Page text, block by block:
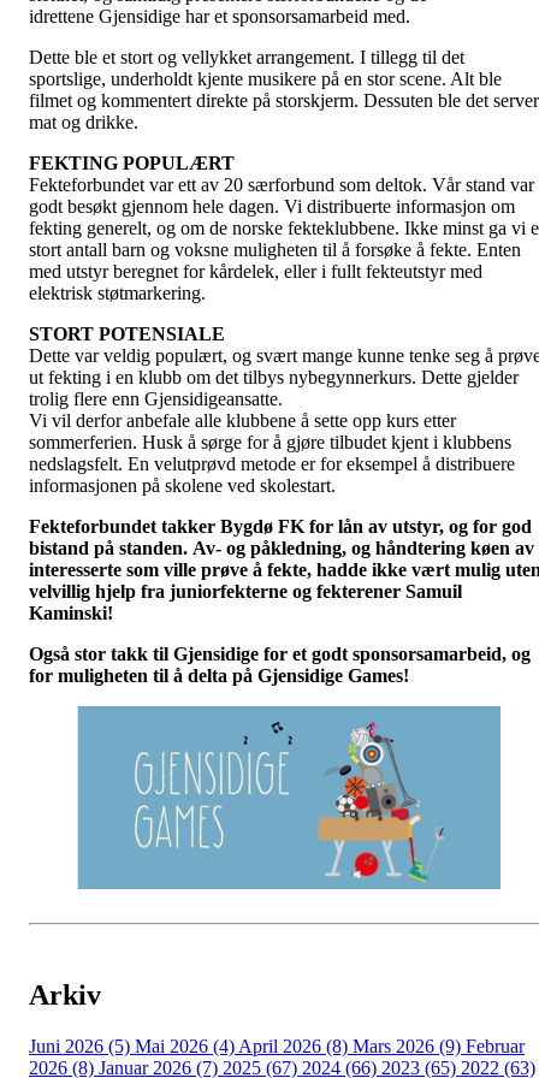
idrettene Gjensidige har et sponsorsamarbeid med.
Dette ble et stort og vellykket arrangement. I tillegg til det
sportslige, underholdt kjente musikere på en stor scene. Alt ble
filmet og kommentert direkte på storskjerm. Dessuten ble det
mat og drikke.
FEKTING POPULÆRT
Fekteforbundet var ett av 20 særforbund som deltok. Vår stand var
godt besøkt gjennom hele dagen. Vi distribuerte informasjon om
fekting generelt, og om de norske fekteklubbene. Ikke minst ga vi
stort antall barn og voksne muligheten til å forsøke å fekte. Enten
med utstyr beregnet for kårdelek, eller i fullt fekteutstyr med
elektrisk støtmarkering.
STORT POTENSIALE
Dette var veldig populært, og svært mange kunne tenke seg å
ut fekting i en klubb om det tilbys nybegynnerkurs. Dette gjelder
trolig flere enn Gjensidigeansatte.
Vi vil derfor anbefale alle klubbene å sette opp kurs etter
sommerferien. Husk å sørge for å gjøre tilbudet kjent i klubbens
nedslagsfelt. En velutprøvd metode er for eksempel å distribuere
informasjonen på skolene ved skolestart.
Fekteforbundet takker Bygdø FK for lån av utstyr, og for god
bistand på standen. Av- og påkledning, og håndtering køen av
interesserte som ville prøve å fekte, hadde ikke vært mulig
velvillig hjelp fra juniorfekterne og fekterener Samuil
Kaminski!
Også stor takk til Gjensidige for et godt sponsorsamarbeid, og
for muligheten til å delta på Gjensidige Games!
Arkiv
Juni 2026 (5) Mai 2026 (4) April 2026 (8) Mars 2026 (9) Februar
2026 (8) Januar 2026 (7) 2025 (67) 2024 (66) 2023 (65) 2022 (63)